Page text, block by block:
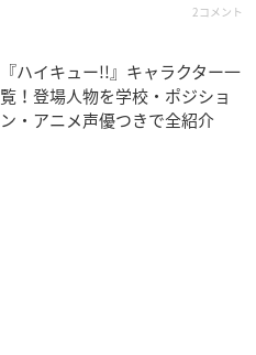
2コメント
『ハイキュー!!』キャラクター一
覧！登場人物を学校・ポジショ
ン・アニメ声優つきで全紹介